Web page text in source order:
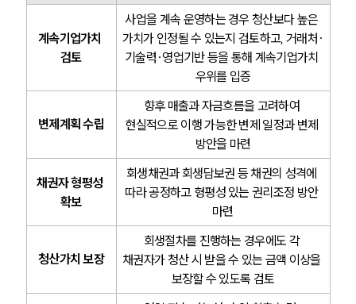
SERVICES
기업법무그룹 업무
PROFESSIONALS
기업전문변호사
그룹소개
대륜의 강점
기업의뢰인을 위한 장점
업무협력·법률자문 기업
계속기업가치
검토
사업을 계속 운영하는 경우 청산보다 높은
가치가 인정될 수 있는지 검토하고, 거래처·
기술력·영업기반 등을 통해 계속기업가치
우위를 입증
변제계획 수립
향후 매출과 자금흐름을 고려하여
현실적으로 이행 가능한 변제 일정과 변제
방안을 마련
채권자 형평성
확보
회생채권과 회생담보권 등 채권의 성격에
따라 공정하고 형평성 있는 권리조정 방안
마련
청산가치 보장
회생절차를 진행하는 경우에도 각
채권자가 청산 시 받을 수 있는 금액 이상을
보장할 수 있도록 검토